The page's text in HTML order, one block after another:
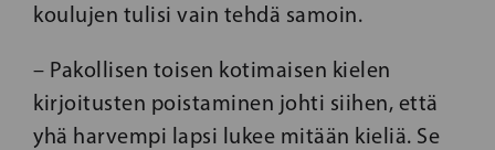
koulujen tulisi vain tehdä samoin.
– Pakollisen toisen kotimaisen kielen
kirjoitusten poistaminen johti siihen, että
yhä harvempi lapsi lukee mitään kieliä. Se